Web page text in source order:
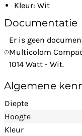
Kleur: Wit
Documentatie
Er is geen
Multicolom
1014 Watt - Wit.
Algemene
Diepte
Hoogte
Kleur